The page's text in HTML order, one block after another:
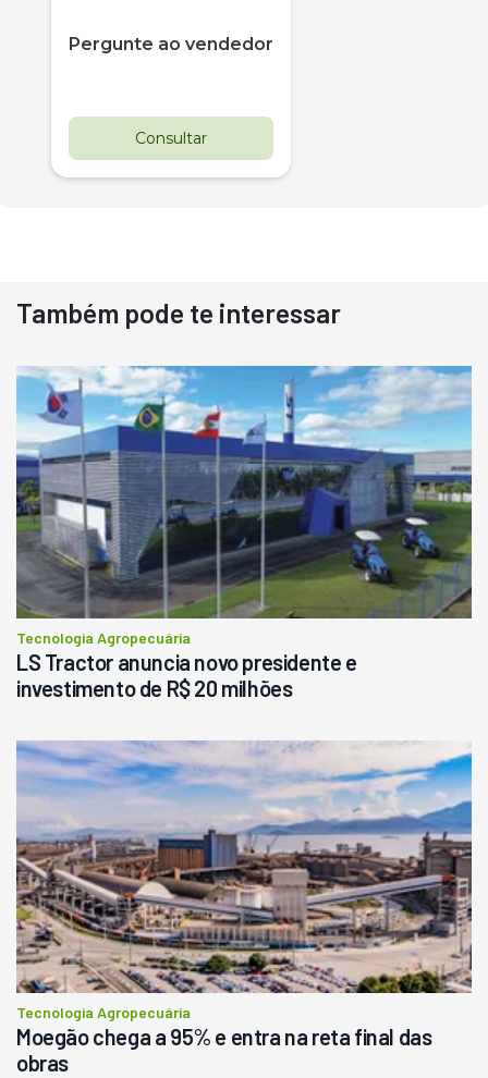
Pergunte ao vendedor
Consultar
Destaque
Usado
Pá Carregadeira Cat 966
Ano 1987
Londrina
R$ 145.000
Consultar
Também pode te interessar
Tecnologia Agropecuária
LS Tractor anuncia novo presidente e
investimento de R$ 20 milhões
Tecnologia Agropecuária
Moegão chega a 95% e entra na reta final das
obras